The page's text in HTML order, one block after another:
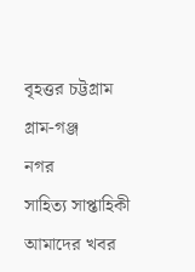
বৃহত্তর চট্টগ্রাম
গ্রাম-গঞ্জ
নগর
সাহিত্য সাপ্তাহিকী
আমাদের খবর